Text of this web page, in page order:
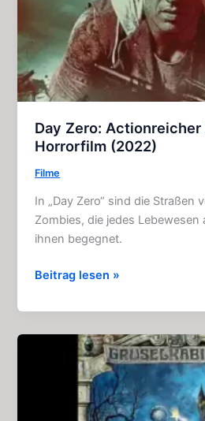
Day Zero: Actionreicher
Horrorfilm (2022)
Filme
In „Day Zero“ sind die Straßen
Zombies, die jedes Lebewesen
ihnen begegnet.
Day
Actionreicher
Zombie
Horrorfilm
Beitrag lesen »